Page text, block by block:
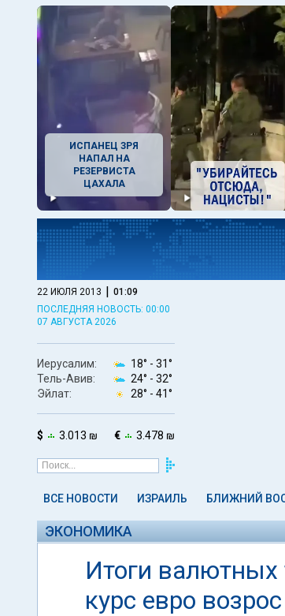
ИСПАНЕЦ ЗРЯ
НАПАЛ НА
РЕЗЕРВИСТА
ЦАХАЛА
22 ИЮЛЯ 2013 | 01:09
ПОСЛЕДНЯЯ НОВОСТЬ: 00:00
07 АВГУСТА 2026
Иерусалим: 18° - 31°
Тель-Авив:
24° - 32°
Эйлат:
28° - 41°
$ 3.013 ₪ € 3.478 ₪
ВСЕ НОВОСТИ ИЗРАИЛЬ БЛИЖНИЙ
ЭКОНОМИКА
Итоги валютных
курс евро возрос